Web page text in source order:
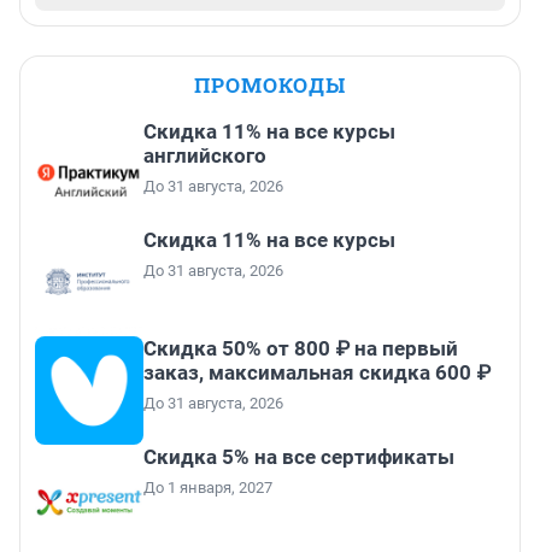
ПРОМОКОДЫ
Скидка 11% на все курсы
английского
До 31 августа, 2026
Скидка 11% на все курсы
До 31 августа, 2026
Скидка 50% от 800 ₽ на первый
заказ, максимальная скидка 600 ₽
До 31 августа, 2026
Скидка 5% на все сертификаты
До 1 января, 2027